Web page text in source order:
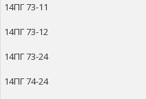
14ПГ 73-11
14ПГ 73-12
14ПГ 73-24
14ПГ 74-24